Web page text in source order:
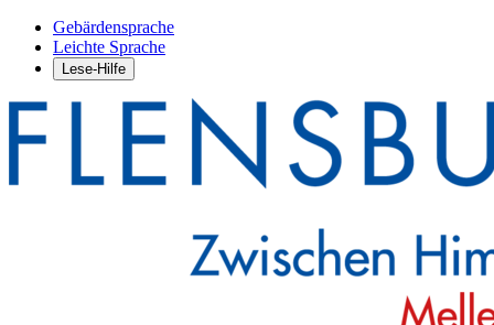
Gebärdensprache
Leichte Sprache
Lese-Hilfe